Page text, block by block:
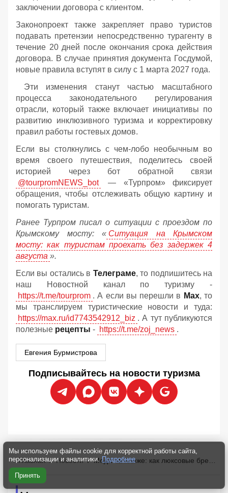
заключении договора с клиентом.
Законопроект также закрепляет право туристов
подавать претензии непосредственно турагенту в
течение 20 дней после окончания срока действия
договора. В случае принятия документа Госдумой,
новые правила вступят в силу с 1 марта 2027 года.
Эти изменения станут частью масштабного
процесса законодательного регулирования
отрасли, который также включает инициативы по
развитию инклюзивного туризма и корректировку
правил работы гостевых домов.
Если вы столкнулись с чем-лобо необычным во
время своего путешествия, поделитесь своей
историей через бот обратной связи
@tourpromNEWS_bot
— «Турпром» фиксирует
обращения, чтобы отслеживать общую картину и
помогать туристам.
Ранее Турпром писал о ситуации с проездом по
Крымскому мосту: « Ситуация на Крымском
мосту: как туристам проехать без задержек 4
августа ».
Если вы остались в Телеграме, то подпишитесь на
наш Новостной канал по туризму -
https://t.me/tourprom . А если вы перешли в Мах, то
мы транслируем туристические новости и туда:
https://max.ru/id7743542912_biz . А тут публикуются
полезные рецепты - https://t.me/zoj_news .
Евгения Бурмистрова
Подписывайтесь на новости туризма
Главная / Новости /
Мы используем файлы cookie для корректной работы сайта,
персонализации и аналитики. Подробнее
Принять